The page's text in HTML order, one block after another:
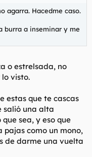
agarra. Hacedme caso.
burra a inseminar y me
o estrelsada, no
visto.
estas que te cascas
salió una alta
sea, y eso que
pajas como un mono,
de darme una vuelta